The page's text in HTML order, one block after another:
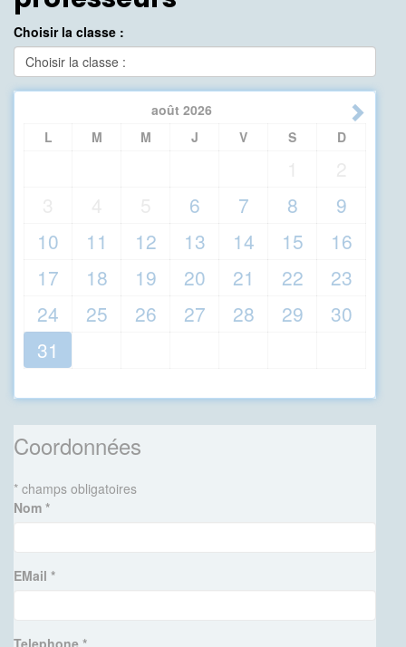
Choisir la classe :
août 2026
L
M M J V S D
6 7 8
9
10
11 12 13 14 15
16
17
18 19 20 21 22
23
24
25 26 27 28 29
30
31
Coordonnées
* champs obligatoires
Nom *
EMail *